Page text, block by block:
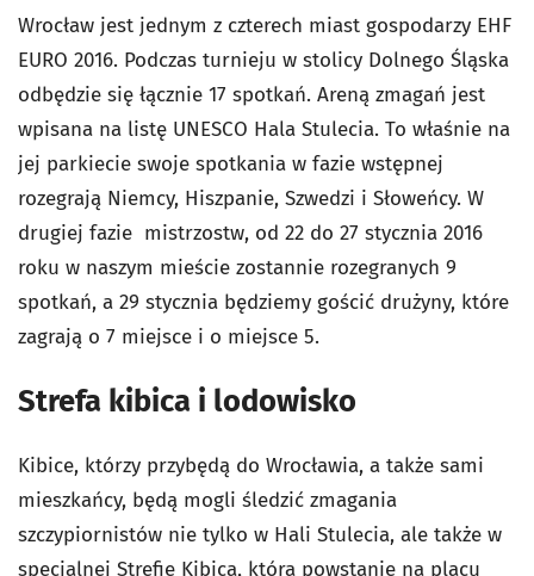
Wrocław jest jednym z czterech miast gospodarzy EHF
EURO 2016. Podczas turnieju w stolicy Dolnego Śląska
odbędzie się łącznie 17 spotkań. Areną zmagań jest
wpisana na listę UNESCO Hala Stulecia. To właśnie na
jej parkiecie swoje spotkania w fazie wstępnej
rozegrają Niemcy, Hiszpanie, Szwedzi i Słoweńcy. W
drugiej fazie mistrzostw, od 22 do 27 stycznia 2016
roku w naszym mieście zostannie rozegranych 9
spotkań, a 29 stycznia będziemy gościć drużyny, które
zagrają o 7 miejsce i o miejsce 5.
Strefa kibica i lodowisko
Kibice, którzy przybędą do Wrocławia, a także sami
mieszkańcy, będą mogli śledzić zmagania
szczypiornistów nie tylko w Hali Stulecia, ale także w
specjalnej Strefie Kibica, która powstanie na placu